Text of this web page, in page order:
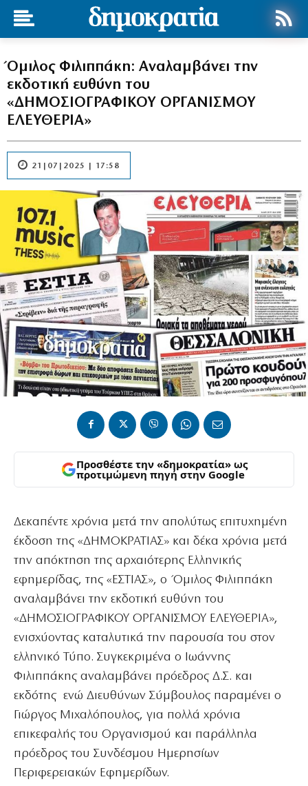
Όμιλος Φιλιππάκη: Αναλαμβάνει την
εκδοτική ευθύνη του
«ΔΗΜΟΣΙΟΓΡΑΦΙΚΟΥ ΟΡΓΑΝΙΣΜΟΥ
ΕΛΕΥΘΕΡΙΑ»
21|07|2025 | 17:58
Προσθέστε την «δημοκρατία» ως
προτιμώμενη πηγή στην Google
Δεκαπέντε χρόνια μετά την απολύτως επιτυχημένη
έκδοση της «ΔΗΜΟΚΡΑΤΙΑΣ» και δέκα χρόνια μετά
την απόκτηση της αρχαιότερης Ελληνικής
εφημερίδας, της «ΕΣΤΙΑΣ», ο Όμιλος Φιλιππάκη
αναλαμβάνει την εκδοτική ευθύνη του
«ΔΗΜΟΣΙΟΓΡΑΦΙΚΟΥ ΟΡΓΑΝΙΣΜΟΥ ΕΛΕΥΘΕΡΙΑ»,
ενισχύοντας καταλυτικά την παρουσία του στον
ελληνικό Τύπο. Συγκεκριμένα ο Ιωάννης
Φιλιππάκης αναλαμβάνει πρόεδρος Δ.Σ. και
εκδότης ενώ Διευθύνων Σύμβουλος παραμένει ο
Γιώργος Μιχαλόπουλος, για πολλά χρόνια
επικεφαλής του Οργανισμού και παράλληλα
πρόεδρος του Συνδέσμου Ημερησίων
Περιφερειακών Εφημερίδων.